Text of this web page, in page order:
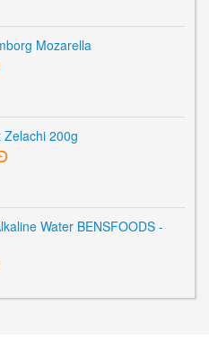
Mozarella
200g
Water BENSFOODS -